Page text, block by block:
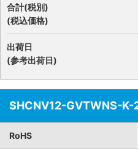
合計(税別)
(税込価格)
出荷日
(参考出荷日)
SHCNV12-GVTWNS-K-
RoHS